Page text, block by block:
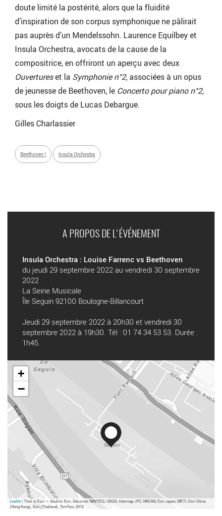
doute limité la postérité, alors que la fluidité
d’inspiration de son corpus symphonique ne pâlirait
pas auprès d’un Mendelssohn. Laurence Equilbey et
Insula Orchestra, avocats de la cause de la
compositrice, en offriront un aperçu avec deux
Ouvertureset la Symphonie n°2,associées à un opus
de jeunesse de Beethoven, le Concerto pour piano n°2,
sous les doigts de Lucas Debargue.
Gilles Charlassier
Beethoven ! Insula Orchestra
A PROPOS DE L'ÉVÉNEMENT
Insula Orchestra : Louise Farrenc vs Beethoven
du jeudi 29 septembre 2022 au vendredi 30 septembre
2022
La Seine Musicale
Île Seguin 92100 Boulogne-Billancourt
Jeudi 29 septembre 2022 à 20h30 et vendredi 30
septembre 2022 à 19h30. Tél : 01 74 34 53 53. Durée :
1h45.
+
−
Leaflet| Tiles © Esri — Source: Esri, DeLorme, NAVTEQ, USGS, Intermap, iPC, NRCAN, Esri Japan, METI, Esri China
(Hong Kong), Esri (Thailand), TomTom, 2012